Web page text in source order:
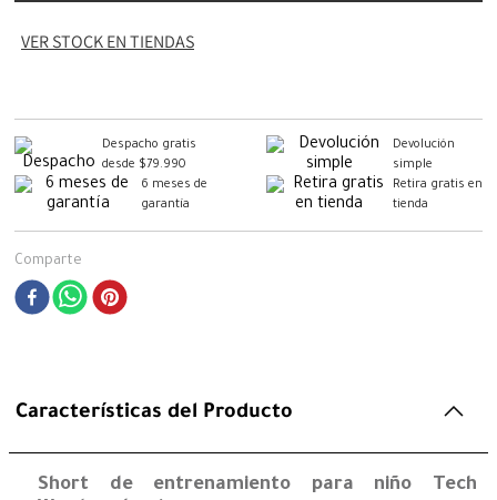
VER STOCK EN TIENDAS
Despacho gratis
desde $79.990
Devolución
simple
6 meses de
garantía
Retira gratis en
tienda
Comparte
Características del Producto
Short de entrenamiento para niño Tech